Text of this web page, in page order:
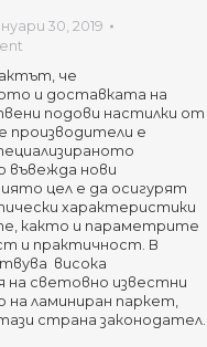
30, 2019
че
и доставката на
подови настилки от
производители е
въвежда нови
цел е да осигурят
характеристики
както и параметрите
и практичност. В
висока
на световно известни
на ламиниран паркет,
страна